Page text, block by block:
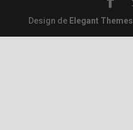
Design de Elegant Themes